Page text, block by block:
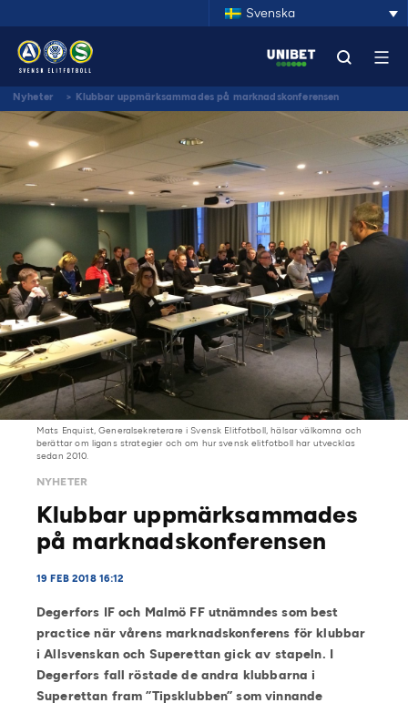
Svenska
Nyheter > Klubbar uppmärksammades på marknadskonferensen
Mats Enquist, Generalsekreterare i Svensk Elitfotboll, hälsar välkomna och
berättar om ligans strategier och om hur svensk elitfotboll har utvecklas
sedan 2010.
NYHETER
Klubbar uppmärksammades
på marknadskonferensen
19 FEB 2018 16:12
Degerfors IF och Malmö FF utnämndes som best
practice när vårens marknadskonferens för klubbar
i Allsvenskan och Superettan gick av stapeln. I
Degerfors fall röstade de andra klubbarna i
Superettan fram ”Tipsklubben” som vinnande